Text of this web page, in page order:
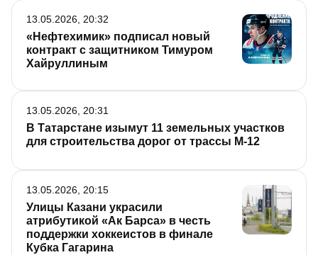
«Нефтехимик» подписал новый
контракт с защитником Тимуром
Хайруллиным
13.05.2026, 20:32
В Татарстане изымут 11 земельных участков
для строительства дорог от трассы М-12
13.05.2026, 20:31
Улицы Казани украсили
атрибутикой «Ак Барса» в честь
поддержки хоккеистов в финале
Кубка Гагарина
13.05.2026, 20:15